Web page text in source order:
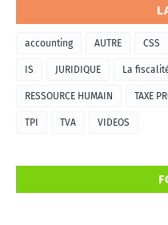
accounting AUTRE CSS
IS JURIDIQUE La
RESSOURCE HUMAIN TAXE
TPI TVA VIDEOS